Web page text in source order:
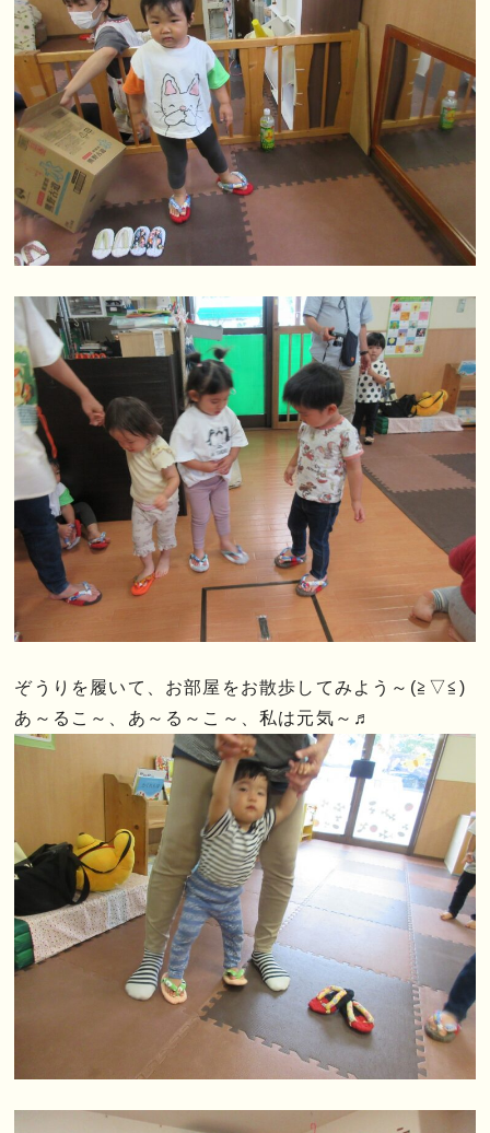
ぞうりを履いて、お部屋をお散歩してみよう～(≧▽≦)
あ～るこ～、あ～る～こ～、私は元気～♬